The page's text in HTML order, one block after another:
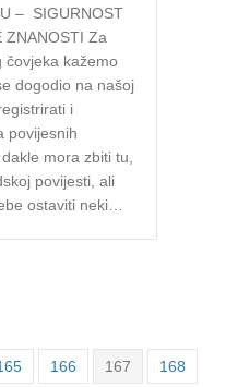
– SIGURNOST
ZNANOSTI Za
čovjeka kažemo
dogodio na našoj
i
povijesnih
mora zbiti tu,
povijesti, ali
ostaviti neki…
166 167 168